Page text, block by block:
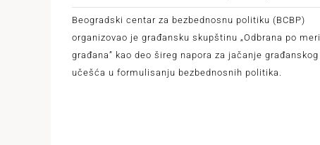
Beogradski centar za bezbednosnu politiku (BCBP)
organizovao je građansku skupštinu „Odbrana po meri
građana” kao deo šireg napora za jačanje građanskog
učešća u formulisanju bezbednosnih politika.